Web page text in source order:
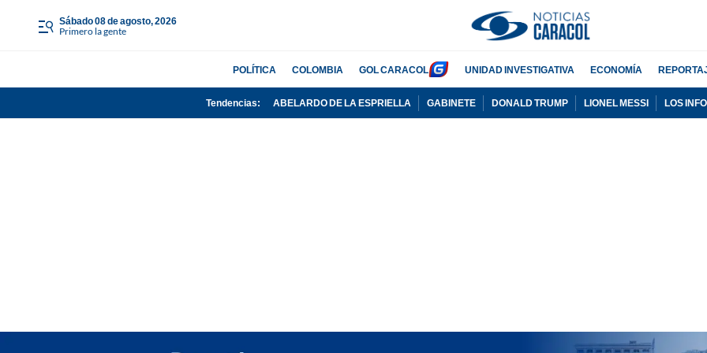
sábado 08 de agosto, 2026
Primero la gente
POLÍTICA COLOMBIA GOL CARACOL UNIDAD INVESTIGATIVA ECONOMÍA
Tendencias: ABELARDO DE LA ESPRIELLA GABINETE DONALD TRUMP LIONEL MESSI LOS